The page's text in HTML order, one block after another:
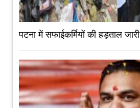
पटना में सफाईकर्मियों की हड़ताल जारी